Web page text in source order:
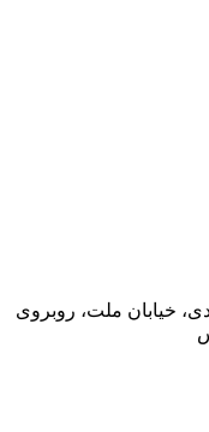
خیابان ملت، روبروی